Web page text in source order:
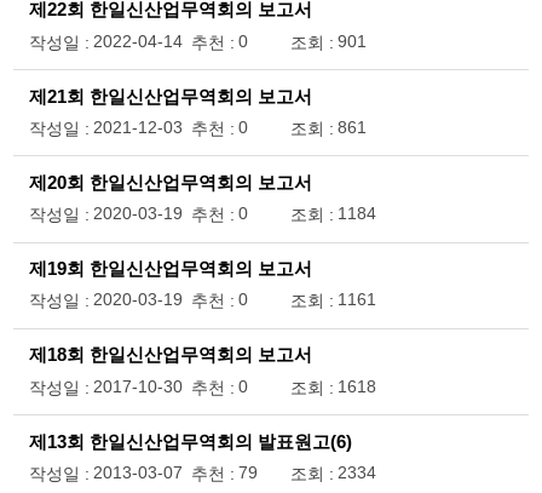
제22회 한일신산업무역회의 보고서
작성일 : 2022-04-14 추천 : 0 조회 : 901
제21회 한일신산업무역회의 보고서
작성일 : 2021-12-03 추천 : 0 조회 : 861
제20회 한일신산업무역회의 보고서
작성일 : 2020-03-19 추천 : 0 조회 : 1184
제19회 한일신산업무역회의 보고서
작성일 : 2020-03-19 추천 : 0 조회 : 1161
제18회 한일신산업무역회의 보고서
작성일 : 2017-10-30 추천 : 0 조회 : 1618
제13회 한일신산업무역회의 발표원고(6)
작성일 : 2013-03-07 추천 : 79 조회 : 2334